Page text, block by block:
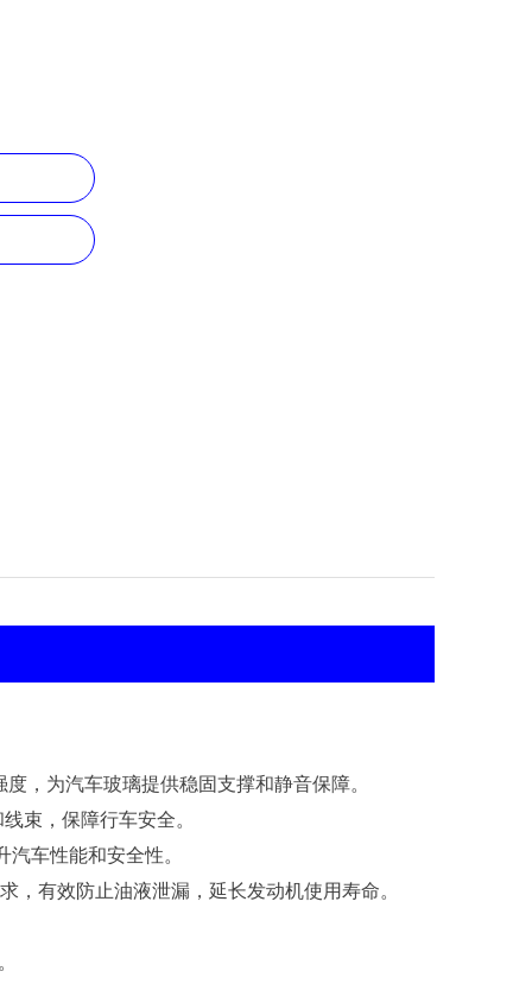
，为汽车玻璃提供稳固支撑和静音保障。
束，保障行车安全。
车性能和安全性。
有效防止油液泄漏，延长发动机使用寿命。